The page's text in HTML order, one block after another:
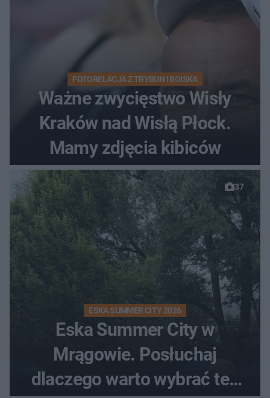
FOTORELACJA Z TRYBUN I BOISKA
Ważne zwycięstwo Wisły
Kraków nad Wisłą Płock.
Mamy zdjęcia kibiców
37
ESKA SUMMER CITY 2026
Eska Summer City w
Mrągowie. Posłuchaj
dlaczego warto wybrać ten